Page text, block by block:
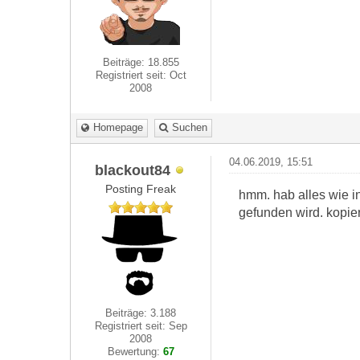
Beiträge: 18.855
Registriert seit: Oct
2008
Homepage Suchen
blackout84
Posting Freak
Beiträge: 3.188
Registriert seit: Sep
2008
Bewertung: 67
04.06.2019, 15:51
hmm. hab alles wie
gefunden wird.